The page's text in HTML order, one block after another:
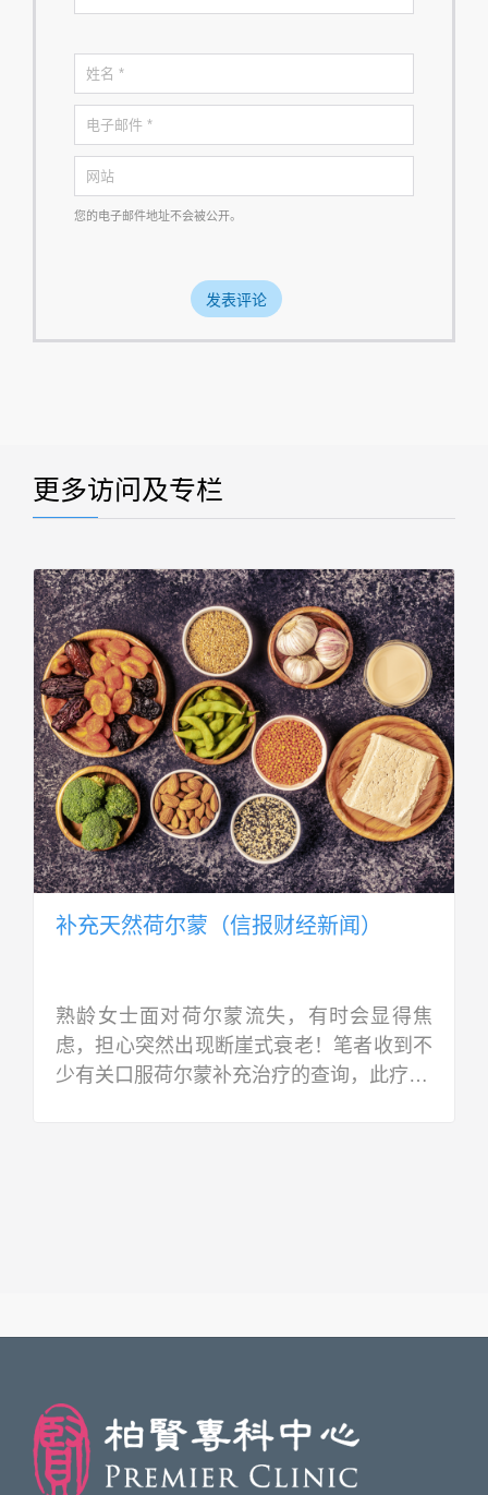
您的电子邮件地址不会被公开。
更多访问及专栏
补充天然荷尔蒙（信报财经新闻）
熟龄女士面对荷尔蒙流失，有时会显得焦
虑，担心突然出现断崖式衰老！笔者收到不
少有关口服荷尔蒙补充治疗的查询，此疗…